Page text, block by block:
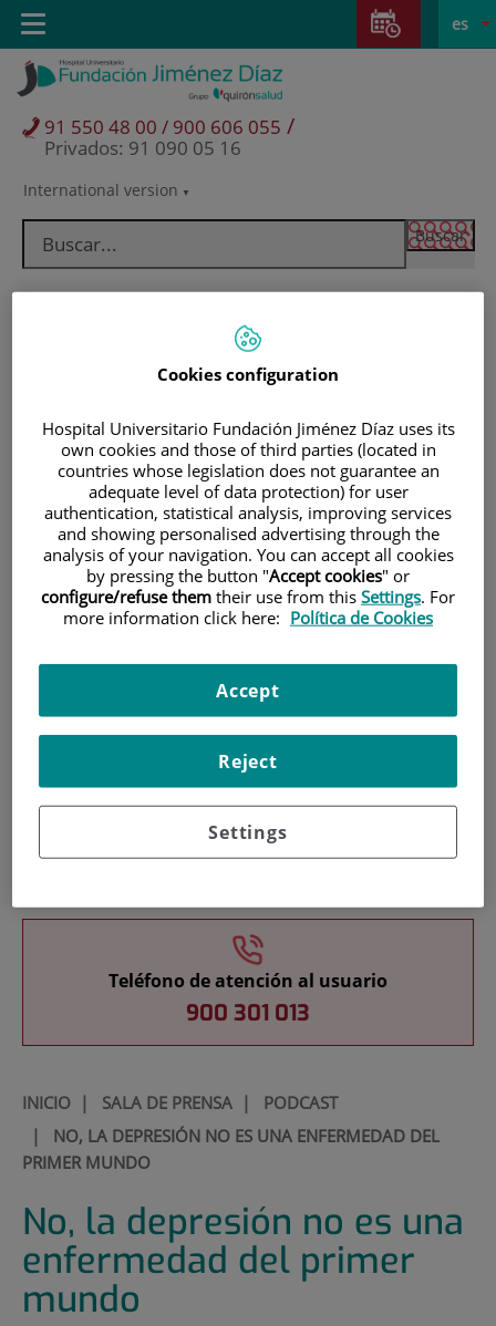
Saltar al contenido
Saltar
contenido
Selector
idioma
activo
es
International version
91 550 48 00 / 900 606 055 /
Privados: 91 090 05 16
Toggle
navigation
Pacientes y visitantes
Investigación
Docencia
Teléfono de atención al usuario
900 301 013
INICIO| SALA DE PRENSA| PODCAST
| NO, LA DEPRESIÓN NO ES UNA ENFERMEDAD DEL
PRIMER MUNDO
No, la depresión no es una
enfermedad del primer
mundo
Cookies configuration
Hospital Universitario Fundación Jiménez Díaz uses its
own cookies and those of third parties (located in
countries whose legislation does not guarantee an
adequate level of data protection) for user
authentication, statistical analysis, improving services
and showing personalised advertising through the
analysis of your navigation. You can accept all cookies
by pressing the button "Accept cookies" or
configure/refuse them their use from this Settings. For
more information click here: Política de Cookies
Settings
Reject
Accept